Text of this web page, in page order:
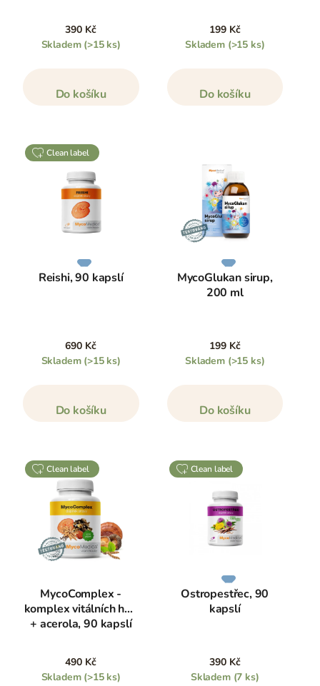
390 Kč
Skladem (>15 ks)
Do košíku
199 Kč
Skladem (>15 ks)
Do košíku
clean label
Reishi, 90 kapslí
690 Kč
Skladem (>15 ks)
Do košíku
MycoGlukan sirup,
200 ml
199 Kč
Skladem (>15 ks)
Do košíku
clean label
MycoComplex -
komplex vitálních hub
+ acerola, 90 kapslí
490 Kč
Skladem (>15 ks)
clean label
Ostropestřec, 90
kapslí
390 Kč
Skladem (7 ks)